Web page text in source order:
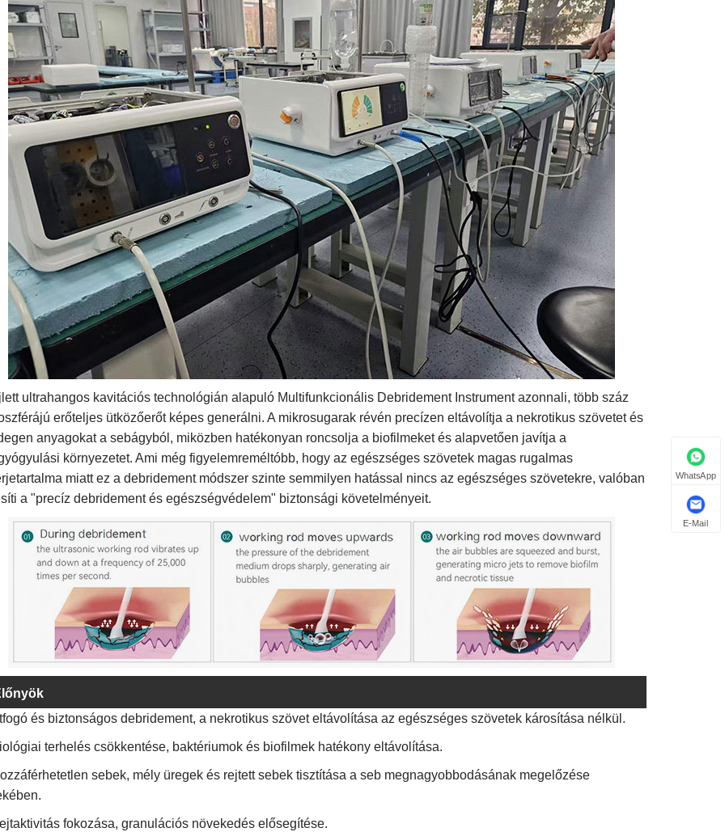
ultrahangos kavitációs technológián alapuló Multifunkcionális Debridement Instrument azonnali, több száz
erőteljes ütközőerőt képes generálni. A mikrosugarak révén precízen eltávolítja a nekrotikus szövetet és
anyagokat a sebágyból, miközben hatékonyan roncsolja a biofilmeket és alapvetően javítja a
környezetet. Ami még figyelemreméltóbb, hogy az egészséges szövetek magas rugalmas
miatt ez a debridement módszer szinte semmilyen hatással nincs az egészséges szövetekre, valóban
a "precíz debridement és egészségvédelem" biztonsági követelményeit.
és biztonságos debridement, a nekrotikus szövet eltávolítása az egészséges szövetek károsítása nélkül.
terhelés csökkentése, baktériumok és biofilmek hatékony eltávolítása.
sebek, mély üregek és rejtett sebek tisztítása a seb megnagyobbodásának megelőzése
fokozása, granulációs növekedés elősegítése.
WhatsApp
E-Mail